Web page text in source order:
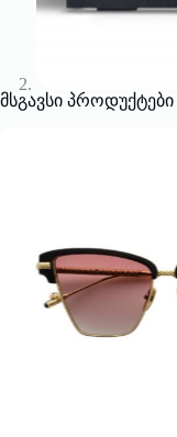
მსგავსი პროდუქტები